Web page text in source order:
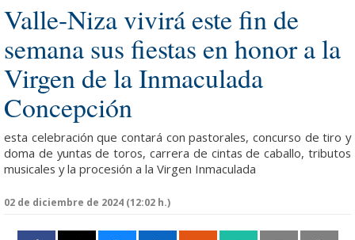
Valle-Niza vivirá este fin de
semana sus fiestas en honor a la
Virgen de la Inmaculada
Concepción
esta celebración que contará con pastorales, concurso de tiro y
doma de yuntas de toros, carrera de cintas de caballo, tributos
musicales y la procesión a la Virgen Inmaculada
02 de diciembre de 2024 (12:02 h.)